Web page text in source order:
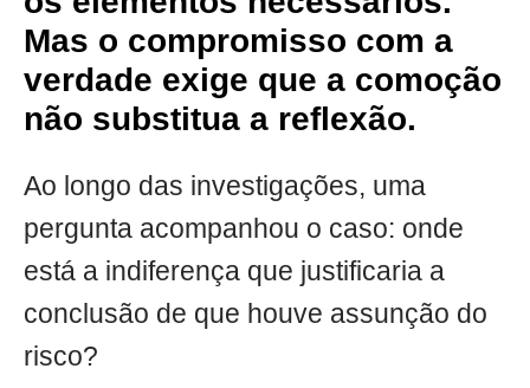
Mas o compromisso com a
verdade exige que a comoção
não substitua a reflexão.
Ao longo das investigações, uma
pergunta acompanhou o caso: onde
está a indiferença que justificaria a
conclusão de que houve assunção do
risco?